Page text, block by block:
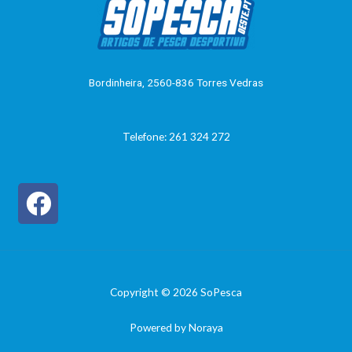
Bordinheira, 2560-836 Torres Vedras
Telefone: 261 324 272
Copyright © 2026 SoPesca
Powered by Noraya